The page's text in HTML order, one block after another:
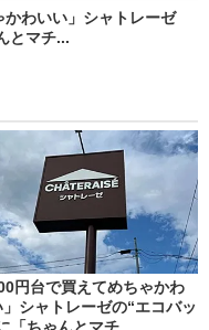
かわいい」シャトレーゼ
とマチ...
円台で買えてめちゃかわ
」シャトレーゼの“エコバッ
「ちゃんとマチ...